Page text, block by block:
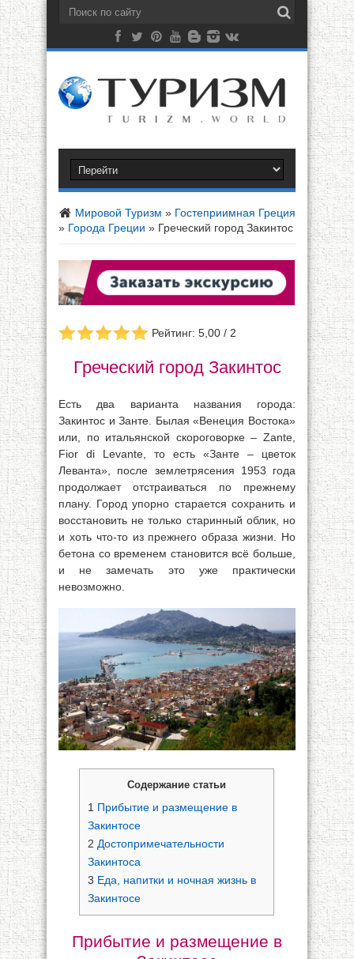
Мировой Туризм » Гостеприимная Греция
» Города Греции » Греческий город Закинтос
Рейтинг: 5,00 / 2
Греческий город Закинтос
Есть два варианта названия города:
Закинтос и Занте. Былая «Венеция Востока»
или, по итальянской скороговорке – Zante,
Fior di Levante, то есть «Занте – цветок
Леванта», после землетрясения 1953 года
продолжает отстраиваться по прежнему
плану. Город упорно старается сохранить и
восстановить не только старинный облик, но
и хоть что-то из прежнего образа жизни. Но
бетона со временем становится всё больше,
и не замечать это уже практически
невозможно.
Содержание статьи
1 Прибытие и размещение в
Закинтосе
2 Достопримечательности
Закинтоса
3 Еда, напитки и ночная жизнь в
Закинтосе
Прибытие и размещение в